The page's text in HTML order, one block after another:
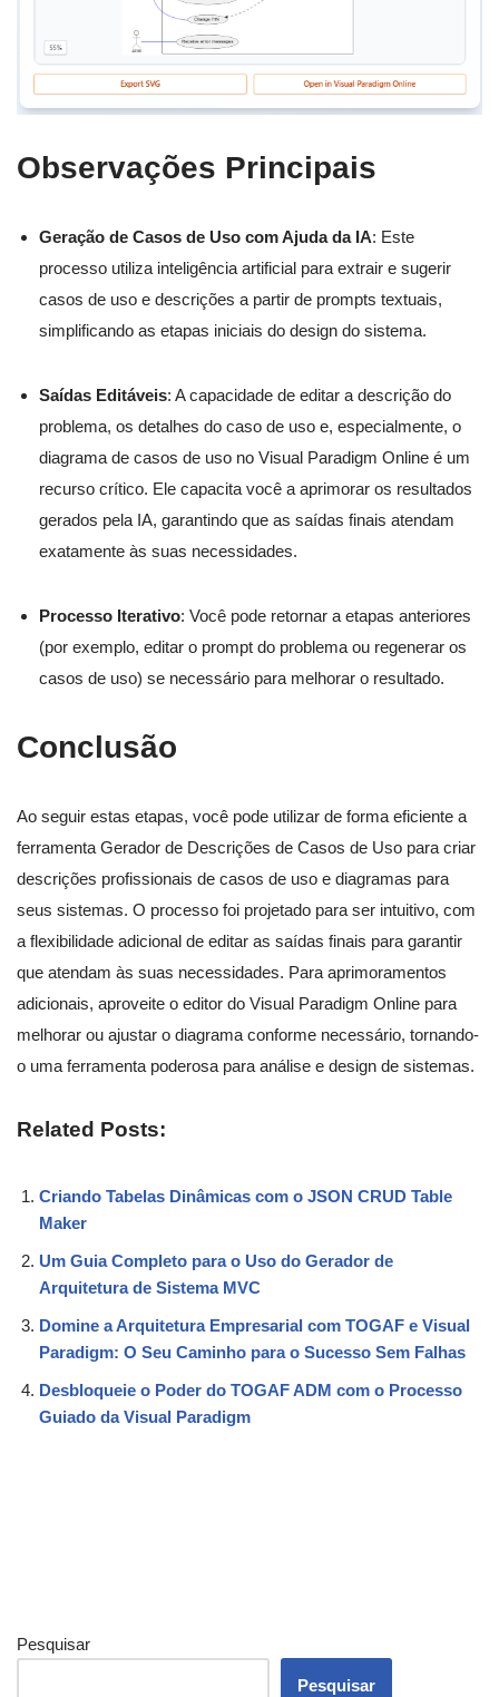
Observações Principais
Geração de Casos de Uso com Ajuda da IA: Este
processo utiliza inteligência artificial para extrair e sugerir
casos de uso e descrições a partir de prompts textuais,
simplificando as etapas iniciais do design do sistema.
Saídas Editáveis: A capacidade de editar a descrição do
problema, os detalhes do caso de uso e, especialmente, o
diagrama de casos de uso no Visual Paradigm Online é um
recurso crítico. Ele capacita você a aprimorar os resultados
gerados pela IA, garantindo que as saídas finais atendam
exatamente às suas necessidades.
Processo Iterativo: Você pode retornar a etapas anteriores
(por exemplo, editar o prompt do problema ou regenerar os
casos de uso) se necessário para melhorar o resultado.
Conclusão
Ao seguir estas etapas, você pode utilizar de forma eficiente a
ferramenta Gerador de Descrições de Casos de Uso para criar
descrições profissionais de casos de uso e diagramas para
seus sistemas. O processo foi projetado para ser intuitivo, com
a flexibilidade adicional de editar as saídas finais para garantir
que atendam às suas necessidades. Para aprimoramentos
adicionais, aproveite o editor do Visual Paradigm Online para
melhorar ou ajustar o diagrama conforme necessário, tornando-
o uma ferramenta poderosa para análise e design de sistemas.
Related Posts:
Criando Tabelas Dinâmicas com o JSON CRUD Table
Maker
Um Guia Completo para o Uso do Gerador de
Arquitetura de Sistema MVC
Domine a Arquitetura Empresarial com TOGAF e Visual
Paradigm: O Seu Caminho para o Sucesso Sem Falhas
Desbloqueie o Poder do TOGAF ADM com o Processo
Guiado da Visual Paradigm
Pesquisar
Pesquisar